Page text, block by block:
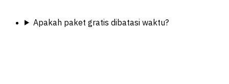
Apakah paket gratis dibatasi waktu?